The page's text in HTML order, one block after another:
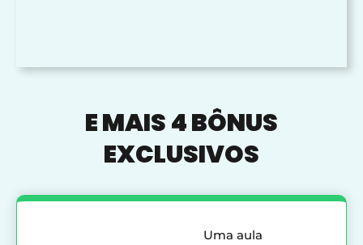
E MAIS 4 BÔNUS
EXCLUSIVOS
Uma aula